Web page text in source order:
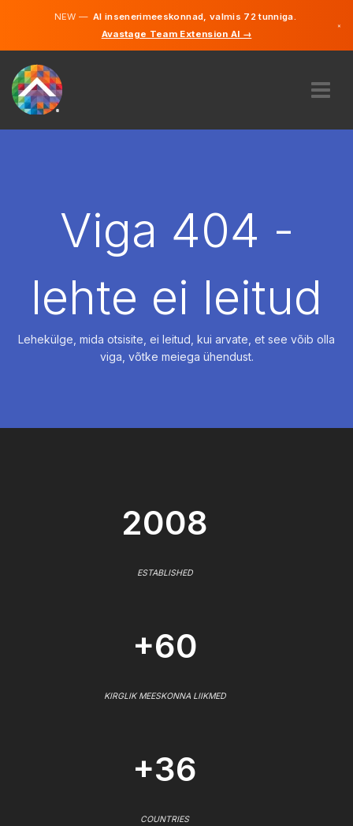
NEW —AI insenerimeeskonnad, valmis 72 tunniga.
Avastage Team Extension AI →
×
PALKAMAViga 404 -
lehte ei leitud
Lehekülge, mida otsisite, ei leitud, kui arvate, et see võib olla
viga, võtke meiega ühendust.
2008
ESTABLISHED
+60
KIRGLIK MEESKONNA LIIKMED
+36
COUNTRIES